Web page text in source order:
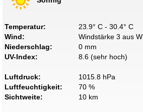
Temperatur:
23.9° C - 30.4° C
Wind:
Windstärke 3 aus W
Niederschlag:
0 mm
UV-Index:
8.6 (sehr hoch)
Luftdruck:
1015.8 hPa
Luftfeuchtigkeit:
70 %
Sichtweite:
10 km